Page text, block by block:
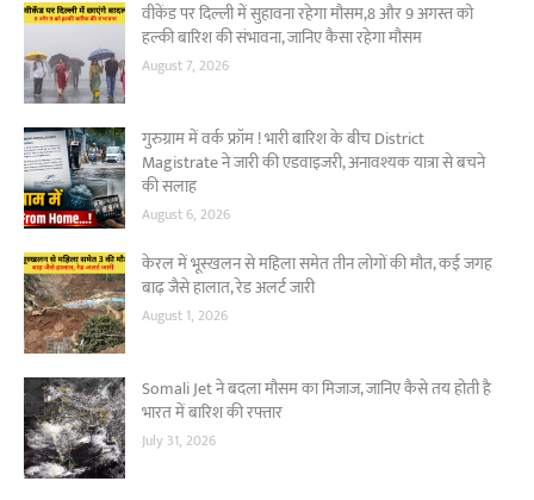
वीकेंड पर दिल्ली में सुहावना रहेगा मौसम,8 और 9 अगस्त को
हल्की बारिश की संभावना, जानिए कैसा रहेगा मौसम
August 7, 2026
गुरुग्राम में वर्क फ्रॉम ! भारी बारिश के बीच District
Magistrate ने जारी की एडवाइजरी, अनावश्यक यात्रा से बचने
की सलाह
August 6, 2026
केरल में भूस्खलन से महिला समेत तीन लोगों की मौत, कई जगह
बाढ़ जैसे हालात, रेड अलर्ट जारी
August 1, 2026
Somali Jet ने बदला मौसम का मिजाज, जानिए कैसे तय होती है
भारत में बारिश की रफ्तार
July 31, 2026